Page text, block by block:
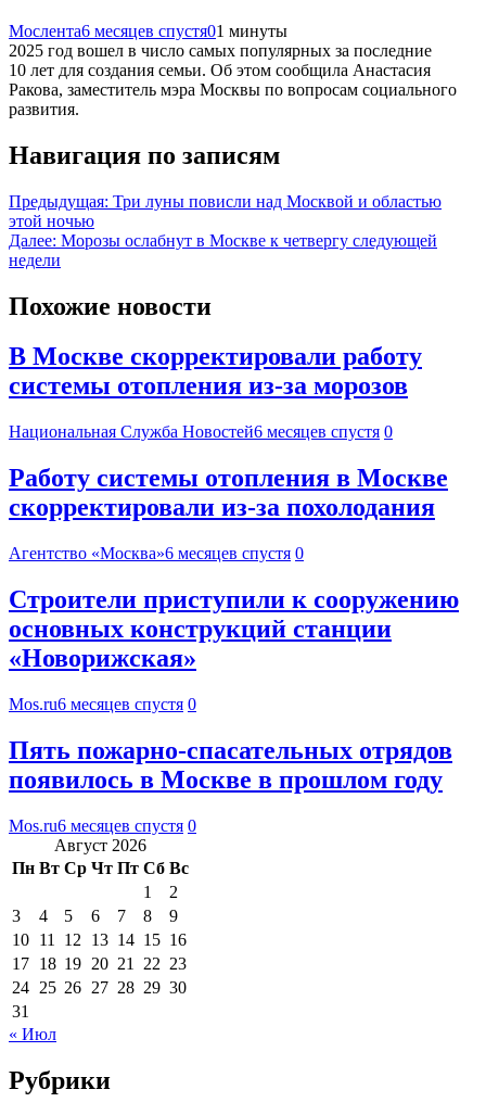
Мослента6 месяцев спустя01 минуты
2025 год вошел в число самых популярных за последние
10 лет для создания семьи. Об этом сообщила Анастасия
Ракова, заместитель мэра Москвы по вопросам социального
развития.
Навигация по записям
Предыдущая: Три луны повисли над Москвой и областью
этой ночью
Далее: Морозы ослабнут в Москве к четвергу следующей
недели
Похожие новости
В Москве скорректировали работу
системы отопления из-за морозов
Национальная Служба Новостей6 месяцев спустя 0
Работу системы отопления в Москве
скорректировали из-за похолодания
Агентство «Москва»6 месяцев спустя 0
Строители приступили к сооружению
основных конструкций станции
«Новорижская»
Mos.ru6 месяцев спустя 0
Пять пожарно-спасательных отрядов
появилось в Москве в прошлом году
Mos.ru6 месяцев спустя 0
Август 2026
Пн Вт Ср Чт Пт Сб Вс
1
2
3
4 5 6 7 8
9
10 11 12 13 14 15 16
17 18 19 20 21 22 23
24 25 26 27 28 29 30
31
« Июл
Рубрики